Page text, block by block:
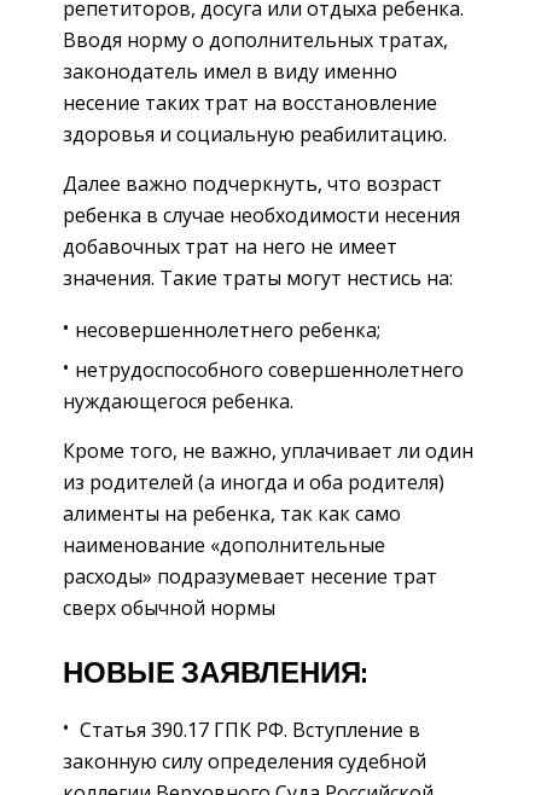
репетиторов, досуга или отдыха ребенка.
Вводя норму о дополнительных тратах,
законодатель имел в виду именно
несение таких трат на восстановление
здоровья и социальную реабилитацию.
Далее важно подчеркнуть, что возраст
ребенка в случае необходимости несения
добавочных трат на него не имеет
значения. Такие траты могут нестись на:
несовершеннолетнего ребенка;
нетрудоспособного совершеннолетнего
нуждающегося ребенка.
Кроме того, не важно, уплачивает ли один
из родителей (а иногда и оба родителя)
алименты на ребенка, так как само
наименование «дополнительные
расходы» подразумевает несение трат
сверх обычной нормы
НОВЫЕ ЗАЯВЛЕНИЯ:
Статья 390.17 ГПК РФ. Вступление в
законную силу определения судебной